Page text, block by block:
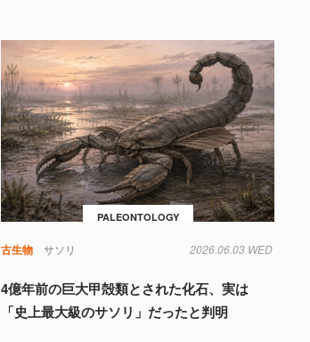
PALEONTOLOGY
古生物 サソリ 2026.06.03 WED
4億年前の巨大甲殻類とされた化石、実は
「史上最大級のサソリ」だったと判明